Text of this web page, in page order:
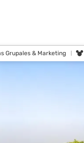
Grupales & Marketing